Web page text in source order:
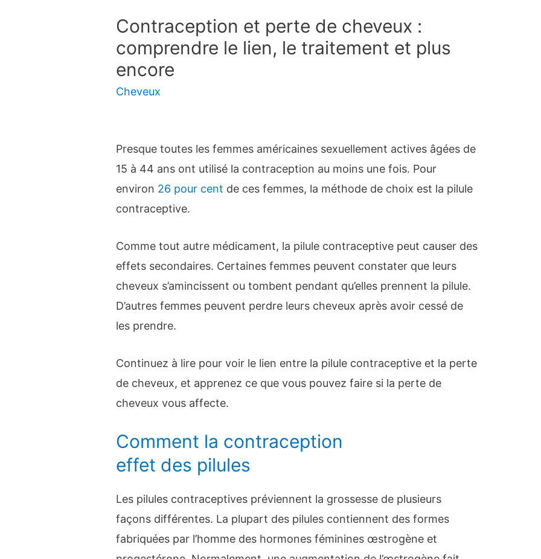
Contraception et perte de cheveux :
comprendre le lien, le traitement et plus
encore
Cheveux
Presque toutes les femmes américaines sexuellement actives âgées de
15 à 44 ans ont utilisé la contraception au moins une fois. Pour
environ 26 pour cent de ces femmes, la méthode de choix est la pilule
contraceptive.
Comme tout autre médicament, la pilule contraceptive peut causer des
effets secondaires. Certaines femmes peuvent constater que leurs
cheveux s’amincissent ou tombent pendant qu’elles prennent la pilule.
D’autres femmes peuvent perdre leurs cheveux après avoir cessé de
les prendre.
Continuez à lire pour voir le lien entre la pilule contraceptive et la perte
de cheveux, et apprenez ce que vous pouvez faire si la perte de
cheveux vous affecte.
Comment la contraception
effet des pilules
Les pilules contraceptives préviennent la grossesse de plusieurs
façons différentes. La plupart des pilules contiennent des formes
fabriquées par l’homme des hormones féminines œstrogène et